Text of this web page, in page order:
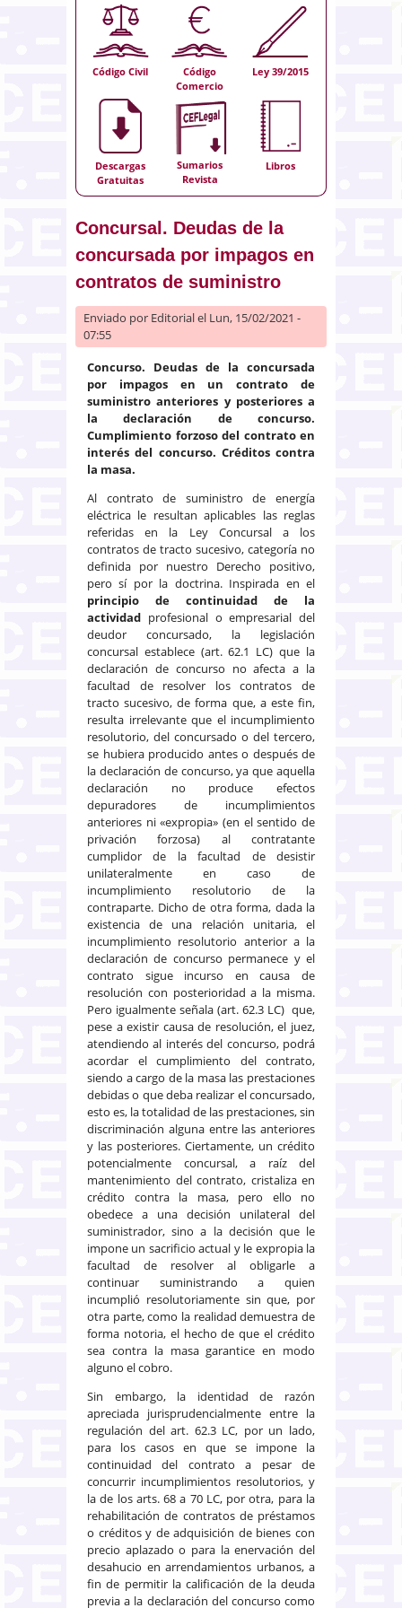
Código Civil
Código
Comercio
Ley 39/2015
Descargas
Gratuitas
Sumarios
Revista
Libros
Concursal. Deudas de la
concursada por impagos en
contratos de suministro
Enviado por Editorialel Lun, 15/02/2021 -
07:55
Concurso. Deudas de la concursada
por impagos en un contrato de
suministro anteriores y posteriores a
la declaración de concurso.
Cumplimiento forzoso del contrato en
interés del concurso. Créditos contra
la masa.
Al contrato de suministro de energía
eléctrica le resultan aplicables las reglas
referidas en la Ley Concursal a los
contratos de tracto sucesivo, categoría no
definida por nuestro Derecho positivo,
pero sí por la doctrina. Inspirada en el
principio de continuidad de la
actividad profesional o empresarial del
deudor concursado, la legislación
concursal establece (art. 62.1 LC) que la
declaración de concurso no afecta a la
facultad de resolver los contratos de
tracto sucesivo, de forma que, a este fin,
resulta irrelevante que el incumplimiento
resolutorio, del concursado o del tercero,
se hubiera producido antes o después de
la declaración de concurso, ya que aquella
declaración no produce efectos
depuradores de incumplimientos
anteriores ni «expropia» (en el sentido de
privación forzosa) al contratante
cumplidor de la facultad de desistir
unilateralmente en caso de
incumplimiento resolutorio de la
contraparte. Dicho de otra forma, dada la
existencia de una relación unitaria, el
incumplimiento resolutorio anterior a la
declaración de concurso permanece y el
contrato sigue incurso en causa de
resolución con posterioridad a la misma.
Pero igualmente señala (art. 62.3 LC) que,
pese a existir causa de resolución, el juez,
atendiendo al interés del concurso, podrá
acordar el cumplimiento del contrato,
siendo a cargo de la masa las prestaciones
debidas o que deba realizar el concursado,
esto es, la totalidad de las prestaciones, sin
discriminación alguna entre las anteriores
y las posteriores. Ciertamente, un crédito
potencialmente concursal, a raíz del
mantenimiento del contrato, cristaliza en
crédito contra la masa, pero ello no
obedece a una decisión unilateral del
suministrador, sino a la decisión que le
impone un sacrificio actual y le expropia la
facultad de resolver al obligarle a
continuar suministrando a quien
incumplió resolutoriamente sin que, por
otra parte, como la realidad demuestra de
forma notoria, el hecho de que el crédito
sea contra la masa garantice en modo
alguno el cobro.
Sin embargo, la identidad de razón
apreciada jurisprudencialmente entre la
regulación del art. 62.3 LC, por un lado,
para los casos en que se impone la
continuidad del contrato a pesar de
concurrir incumplimientos resolutorios, y
la de los arts. 68 a 70 LC, por otra, para la
rehabilitación de contratos de préstamos
o créditos y de adquisición de bienes con
precio aplazado o para la enervación del
desahucio en arrendamientos urbanos, a
fin de permitir la calificación de la deuda
previa a la declaración del concurso como